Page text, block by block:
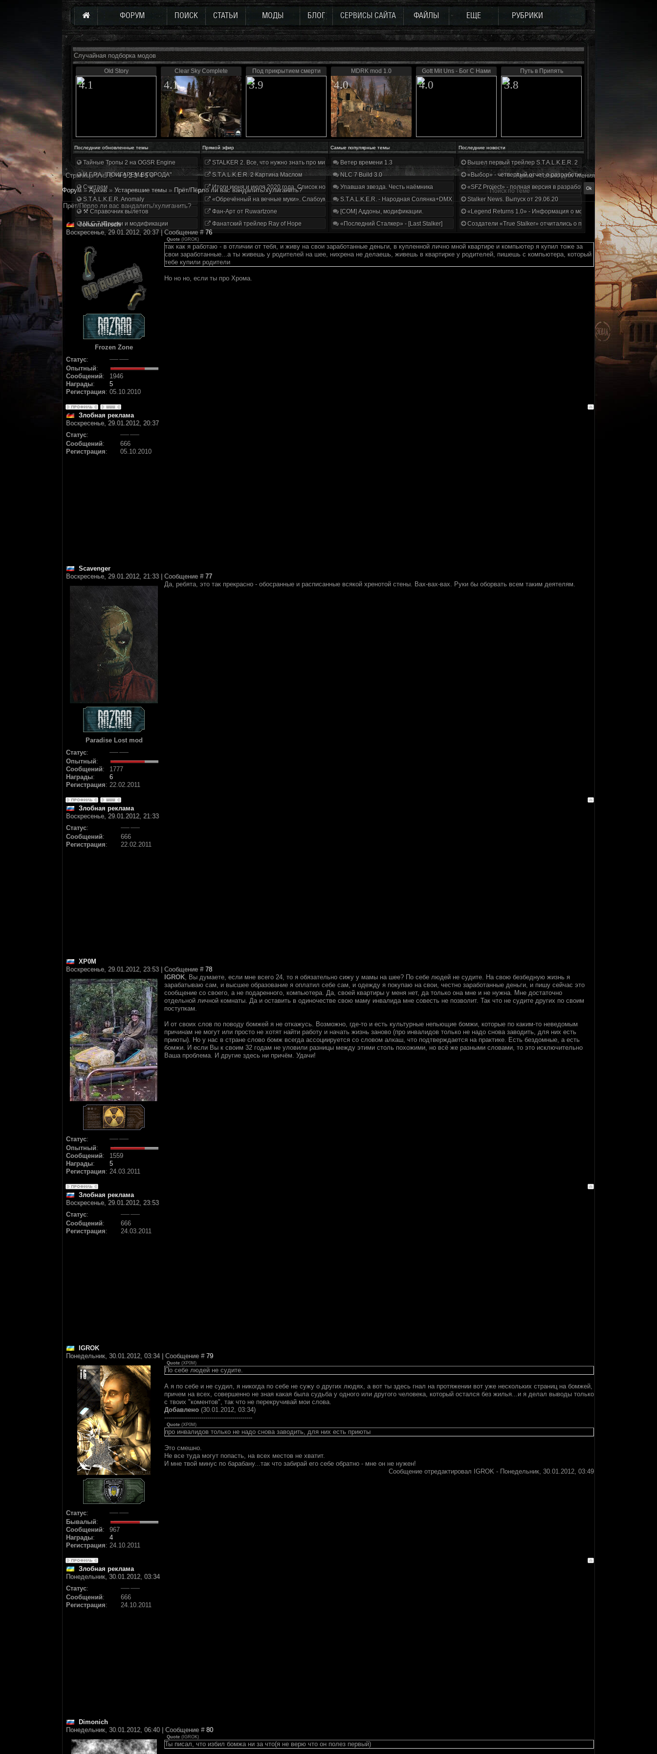
ФОРУМ ПОИСК СТАТЬИ МОДЫ БЛОГ СЕРВИСЫ САЙТА ФАЙЛЫ ЕЩЕ РУБРИКИ
Случайная подборка модов
Old Story
4.1
Clear Sky Complete
4.1
Под прикрытием смерти
3.9
MDRK mod 1.0
4.0
Gott Mit Uns - Бог С Нами
4.0
Путь в Припять
3.8
Последние обновленные темы Прямой эфир Самые популярные темы Последние новости
Тайные Тропы 2 на OGSR Engine
И.Г.Р.А. "ПОИГАРЕМ В ГОРОДА"
Считаем
S.T.A.L.K.E.R. Anomaly
⚒ Справочник вылетов
NLC 7. Правки и модификации
STALKER 2. Все, что нужно знать про мир, геймплей и сюжет | Разбор трейлера
S.T.A.L.K.E.R. 2 Картина Маслом
Итоги июня и июля 2020 года. Список нововведений
«Обречённый на вечные муки». Слабоумие и отвага
Фан-Арт от Ruwartzone
Фанатский трейлер Ray of Hope
Ветер времени 1.3
NLC 7 Build 3.0
Упавшая звезда. Честь наёмника
S.T.A.L.K.E.R. - Народная Солянка+DMX 1.3.5.ООП.МА.К.
[COM] Аддоны, модификации.
«Последний Сталкер» - [Last Stalker]
Вышел первый трейлер S.T.A.L.K.E.R. 2
«Выбор» - четвертый отчет о разработке!
«SFZ Project» - полная версия в разработке!
Stalker News. Выпуск от 29.06.20
«Legend Returns 1.0» - Информация о моде за июнь 2020
Создатели «True Stalker» отчитались о проделанной работе
Страница6из6 « 1 2 3 4 5 6
Архив - только для чтения
Форум » Архив » Устаревшие темы » Прёт/Пёрло ли вас вандалить/хулиганить?
Прёт/Пёрло ли вас вандалить/хулиганить?
JohannHirsch
Воскресенье, 29.01.2012, 20:37 | Сообщение #76
Frozen Zone
Статус:
Опытный:
Сообщений:
1946
Награды:
5
Регистрация: 05.10.2010
Quote ( IGROK)
так как я работаю - в отличии от тебя, и живу на свои заработанные деньги, в купленной лично мной квартире и компьютер я купил тоже за
свои заработанные...а ты живешь у родителей на шее, нихрена не делаешь, живешь в квартирке у родителей, пишешь с компьютера, который
тебе купили родители
Но но но, если ты про Хрома.
Злобная реклама
Воскресенье, 29.01.2012, 20:37
Статус:
Сообщений:
666
Регистрация: 05.10.2010
Scavenger
Воскресенье, 29.01.2012, 21:33 | Сообщение # 77
Paradise Lost mod
Статус:
Опытный:
Сообщений:
1777
Награды:
6
Регистрация: 22.02.2011
Да, ребята, это так прекрасно - обосранные и расписанные всякой хренотой стены. Вах-вах-вах. Руки бы оборвать всем таким деятелям.
Злобная реклама
Воскресенье, 29.01.2012, 21:33
Статус:
Сообщений:
666
Регистрация: 22.02.2011
XP0M
Воскресенье, 29.01.2012, 23:53 | Сообщение # 78
Статус:
Опытный:
Сообщений:
1559
Награды:
5
Регистрация: 24.03.2011
IGROK, Вы думаете, если мне всего 24, то я обязательно сижу у мамы на шее? По себе людей не судите. На свою безбедную жизнь я
зарабатываю сам, и высшее образование я оплатил себе сам, и одежду я покупаю на свои, честно заработанные деньги, и пишу сейчас это
сообщение со своего, а не подаренного, компьютера. Да, своей квартиры у меня нет, да только она мне и не нужна. Мне достаточно
отдельной личной комнаты. Да и оставить в одиночестве свою маму инвалида мне совесть не позволит. Так что не судите других по своим
поступкам.
И от своих слов по поводу бомжей я не откажусь. Возможно, где-то и есть культурные непьющие бомжи, которые по каким-то неведомым
причинам не могут или просто не хотят найти работу и начать жизнь заново (про инвалидов только не надо снова заводить, для них есть
приюты). Но у нас в стране слово бомж всегда ассоциируется со словом алкаш, что подтверждается на практике. Есть бездомные, а есть
бомжи. И если Вы к своим 32 годам не уловили разницы между этими столь похожими, но всё же разными словами, то это исключительно
Ваша проблема. И другие здесь ни причём. Удачи!
Злобная реклама
Воскресенье, 29.01.2012, 23:53
Статус:
Сообщений:
666
Регистрация: 24.03.2011
IGROK
Понедельник, 30.01.2012, 03:34 | Сообщение # 79
Статус:
Бывалый:
Сообщений:
967
Награды:
4
Регистрация: 24.10.2011
Quote (XP0M )
По себе людей не судите.
А я по себе и не судил, я никогда по себе не сужу о других людях, а вот ты здесь гнал на протяжении вот уже нескольких страниц на бомжей,
причем на всех, совершенно не зная какая была судьба у одного или другого человека, который остался без жилья...и я делал выводы только
с твоих "коментов", так что не перекручивай мои слова.
Добавлено (30.01.2012, 03:34)
---------------------------------------------
Quote (XP0M )
про инвалидов только не надо снова заводить, для них есть приюты
Это смешно.
Не все туда могут попасть, на всех местов не хватит.
И мне твой минус по барабану...так что забирай его себе обратно - мне он не нужен!
Сообщение отредактировал IGROK - Понедельник, 30.01.2012, 03:49
Злобная реклама
Понедельник, 30.01.2012, 03:34
Статус:
Сообщений:
666
Регистрация: 24.10.2011
Dimonich
Понедельник, 30.01.2012, 06:40 | Сообщение # 80
Quote ( IGROK)
Ты писал, что избил бомжа ни за что(я не верю что он полез первый)